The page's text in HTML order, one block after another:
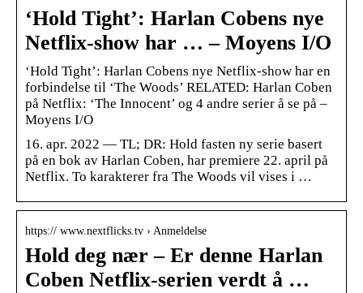
‘Hold Tight’: Harlan Cobens nye
Netflix-show har … – Moyens I/O
‘Hold Tight’: Harlan Cobens nye Netflix-show har en
forbindelse til ‘The Woods’ RELATED: Harlan Coben
på Netflix: ‘The Innocent’ og 4 andre serier å se på –
Moyens I/O
16. apr. 2022 — TL; DR: Hold fasten ny serie basert
på en bok av Harlan Coben, har premiere 22. april på
Netflix. To karakterer fra The Woods vil vises i …
https:// www.nextflicks.tv › Anmeldelse
Hold deg nær – Er denne Harlan
Coben Netflix-serien verdt å …